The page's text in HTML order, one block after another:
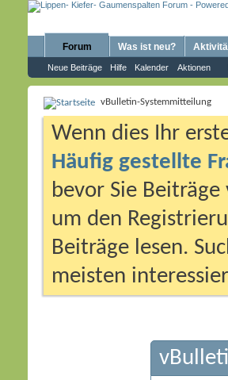
Forum
Neue Beiträge Hilfe Kalender Aktionen
Was ist neu?
vBulletin-Systemmitteilung
Wenn dies Ihr
Häufig gestellte
bevor Sie
um den
Beiträge lesen.
meisten